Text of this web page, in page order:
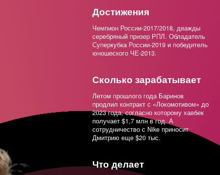
Радулов
Швед
Ковальчук
Миранчук
Головин
Емельяненко
Достижения
Чемпион России-2017/2018, дважды
серебряный призер РПЛ. Обладатель
Суперкубка России-2019 и победитель
юношеского ЧЕ-2013.
Сколько зарабатывает
Летом прошлого года Баринов
продлил контракт с «Локомотивом» до
2023 года, согласно которому хавбек
получает $1,7 млн в год. А
сотрудничество с Nike приносит
Дмитрию еще $20 тыс.
Что делает